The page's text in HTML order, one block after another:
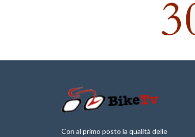
Con al primo posto la qualità delle
Marathon 2025”